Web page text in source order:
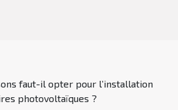
faut-il opter pour l’installation
photovoltaïques ?